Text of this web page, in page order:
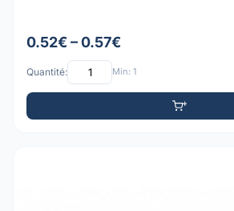
0.52€ – 0.57€
Quantité: Min: 1